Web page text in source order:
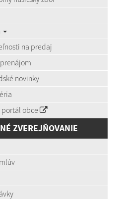
na predaj
novinky
portál obce
ZVEREJŇOVANIE